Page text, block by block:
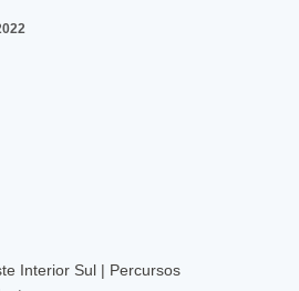
Interior Sul | Percursos